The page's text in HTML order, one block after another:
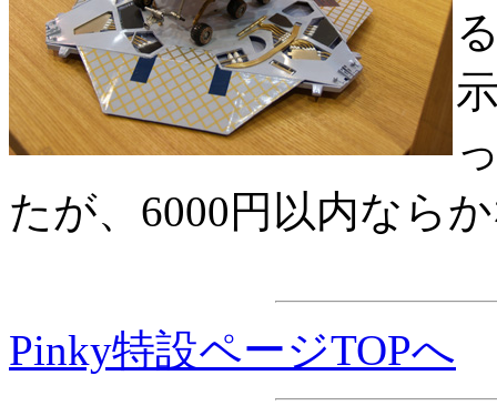
たが、6000円以内なら
Pinky特設ページTOPへ